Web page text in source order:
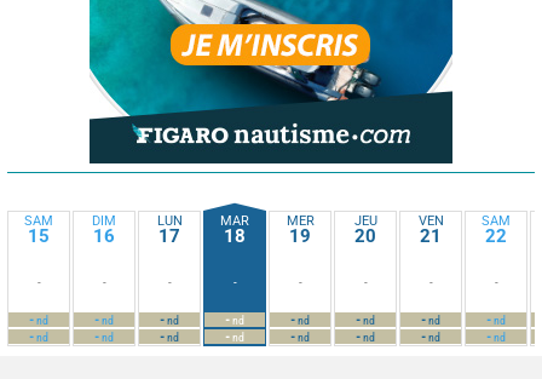
SAM
15
-
-nd
-nd
DIM
16
-
-nd
-nd
LUN
17
-
-nd
-nd
MAR
18
-
-nd
-nd
MER
19
-
-nd
-nd
JEU
20
-
-nd
-nd
VEN
21
-
-nd
-nd
SAM
22
-
-nd
-nd